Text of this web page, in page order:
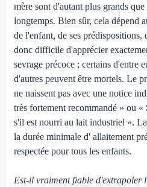
mère sont d'autant plus grands
longtemps. Bien sûr, cela dépend
de l'enfant, de ses
donc difficile d'apprécier
sevrage précoce ; certains d'entre
d'autres peuvent être mortels. Le
ne naissent pas avec une notice
très fortement recommandé » ou «
s'il est nourri au lait industriel ».
la durée minimale d' allaitement
respectée pour tous les enfants.
Est-il vraiment fiable d'extrapoler